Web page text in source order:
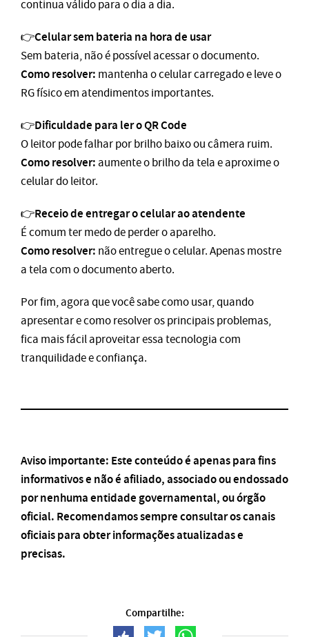
continua válido para o dia a dia.
👉Celular sem bateria na hora de usar
Sem bateria, não é possível acessar o documento.
Como resolver: mantenha o celular carregado e leve o
RG físico em atendimentos importantes.
👉Dificuldade para ler o QR Code
O leitor pode falhar por brilho baixo ou câmera ruim.
Como resolver:aumente o brilho da tela e aproxime o
celular do leitor.
👉Receio de entregar o celular ao atendente
É comum ter medo de perder o aparelho.
Como resolver: não entregue o celular. Apenas mostre
a tela com o documento aberto.
Por fim, agora que você sabe como usar, quando
apresentar e como resolver os principais problemas,
fica mais fácil aproveitar essa tecnologia com
tranquilidade e confiança.
Aviso importante: Este conteúdo é apenas para fins
informativos e não é afiliado, associado ou endossado
por nenhuma entidade governamental, ou órgão
oficial. Recomendamos sempre consultar os canais
oficiais para obter informações atualizadas e
precisas.
Compartilhe: